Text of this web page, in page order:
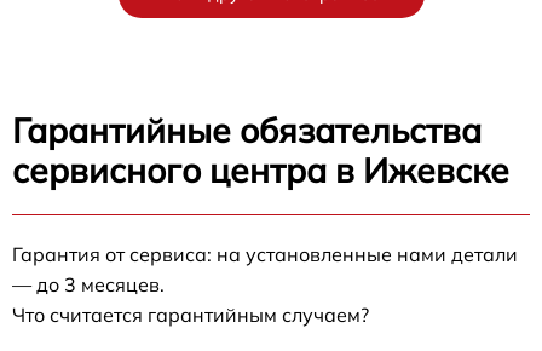
Гарантийные обязательства
сервисного центра в Ижевске
Гарантия от сервиса: на установленные нами детали
— до 3 месяцев.
Что считается гарантийным случаем?